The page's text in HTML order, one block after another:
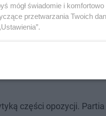
się już wcześniej.
w południe. Tego
części opozycji.
mógł świadomie i
przetwarzania Twoich